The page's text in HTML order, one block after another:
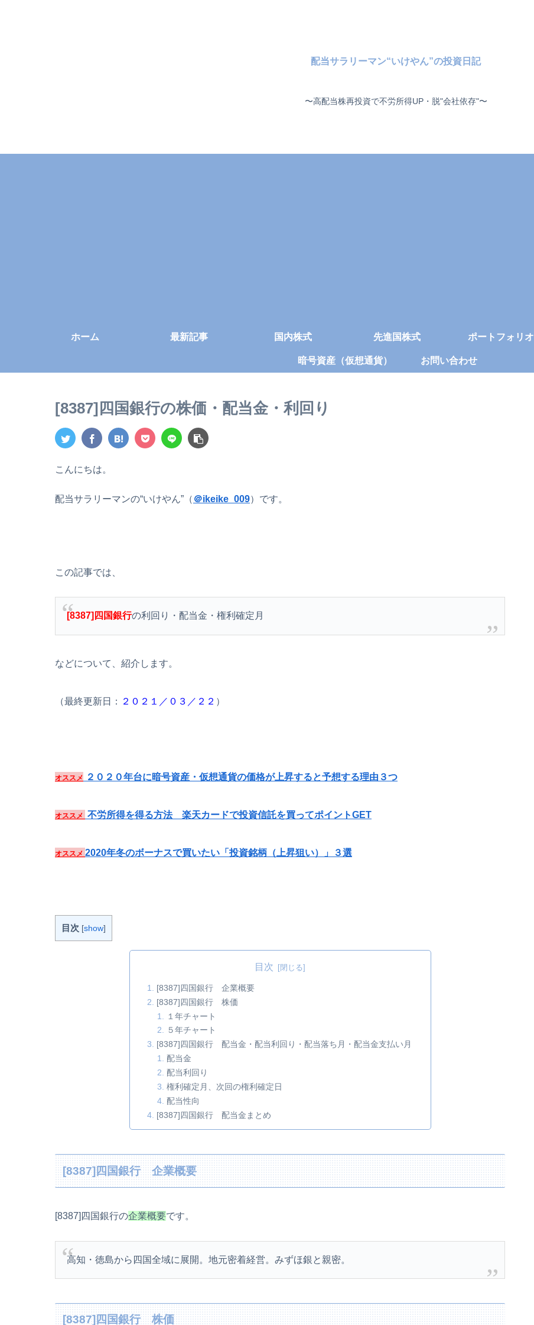
配当サラリーマン“いけやん”の投資日記 ​
〜高配当株再投資で不労所得UP・脱"会社依存"〜 ​
ホーム 最新記事 国内株式 先進国株式 ポートフォリオ
暗号資産（仮想通貨） お問い合わせ
[8387]四国銀行の株価・配当金・利回り
こんにちは。
配当サラリーマンの“いけやん”（ ＠ikeike_009）です。
この記事では、
[8387]四国銀行の利回り・配当金・権利確定月
などについて、紹介します。
（最終更新日： ２０２１／０３／２２ ）
オススメ ２０２０年台に暗号資産・仮想通貨の価格が上昇すると予想する理由３つ
オススメ 不労所得を得る方法 楽天カードで投資信託を買ってポイントGET
オススメ 2020年冬のボーナスで買いたい「投資銘柄（上昇狙い）」３選
目次 [show]
目次
[8387]四国銀行 企業概要
[8387]四国銀行 株価
１年チャート
５年チャート
[8387]四国銀行 配当金・配当利回り・配当落ち月・配当金支払い月
配当金
配当利回り
権利確定月、次回の権利確定日
配当性向
[8387]四国銀行 配当金まとめ
[8387]四国銀行 企業概要
[8387]四国銀行の企業概要です。
高知・徳島から四国全域に展開。地元密着経営。みずほ銀と親密。
[8387]四国銀行 株価